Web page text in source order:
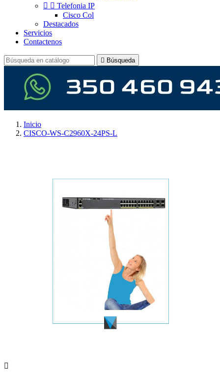
  Telefonia IP
Cisco Col
Destacados
Servicios
Contactenos
 Búsqueda
Inicio
CISCO-WS-C2960X-24PS-L
